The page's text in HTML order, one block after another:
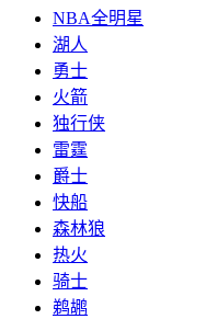
NBA全明星
湖人
勇士
火箭
独行侠
雷霆
爵士
快船
森林狼
热火
骑士
鹈鹕